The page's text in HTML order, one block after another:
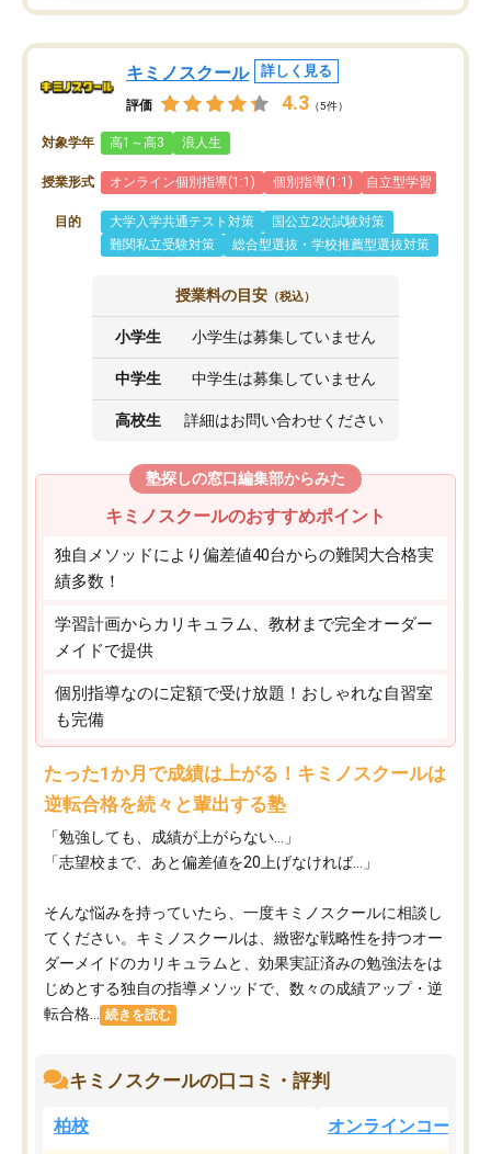
キミノスクール 詳しく見る
評価 4.3 （5件）
対象学年 高1～高3 浪人生
授業形式 オンライン個別指導(1:1) 個別指導(1:1) 自立型学習
目的 大学入学共通テスト対策
国公立2次試験対策
難関私立受験対策
総合型選抜・学校推薦型選抜対策
授業料の目安 （税込）
小学生 小学生は募集していません
中学生 中学生は募集していません
高校生 詳細はお問い合わせください
塾探しの窓口編集部からみた
キミノスクールのおすすめポイント
独自メソッドにより偏差値40台からの難関大合格実
績多数！
学習計画からカリキュラム、教材まで完全オーダー
メイドで提供
個別指導なのに定額で受け放題！おしゃれな自習室
も完備
たった1か月で成績は上がる！キミノスクールは
逆転合格を続々と輩出する塾
「勉強しても、成績が上がらない…」
「志望校まで、あと偏差値を20上げなければ…」
そんな悩みを持っていたら、一度キミノスクールに相談し
てください。キミノスクールは、緻密な戦略性を持つオー
ダーメイドのカリキュラムと、効果実証済みの勉強法をは
じめとする独自の指導メソッドで、数々の成績アップ・逆
転合格...
続きを読む
キミノスクールの口コミ・評判
柏校 オンラインコース